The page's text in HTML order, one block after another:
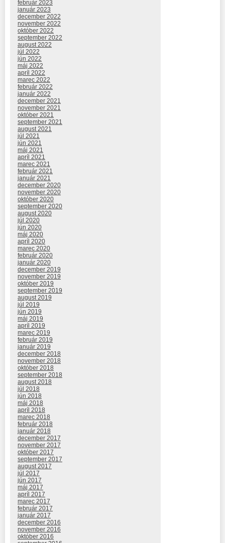
február 2023
január 2023
december 2022
november 2022
október 2022
september 2022
august 2022
júl 2022
jún 2022
máj 2022
apríl 2022
marec 2022
február 2022
január 2022
december 2021
november 2021
október 2021
september 2021
august 2021
júl 2021
jún 2021
máj 2021
apríl 2021
marec 2021
február 2021
január 2021
december 2020
november 2020
október 2020
september 2020
august 2020
júl 2020
jún 2020
máj 2020
apríl 2020
marec 2020
február 2020
január 2020
december 2019
november 2019
október 2019
september 2019
august 2019
júl 2019
jún 2019
máj 2019
apríl 2019
marec 2019
február 2019
január 2019
december 2018
november 2018
október 2018
september 2018
august 2018
júl 2018
jún 2018
máj 2018
apríl 2018
marec 2018
február 2018
január 2018
december 2017
november 2017
október 2017
september 2017
august 2017
júl 2017
jún 2017
máj 2017
apríl 2017
marec 2017
február 2017
január 2017
december 2016
november 2016
október 2016